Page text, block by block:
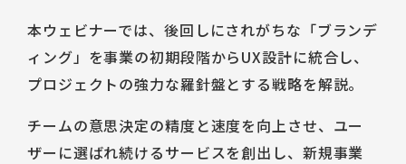
本ウェビナーでは、後回しにされがちな「ブランデ
ィング」を事業の初期段階からUX設計に統合し、
プロジェクトの強力な羅針盤とする戦略を解説。
チームの意思決定の精度と速度を向上させ、ユー
ザーに選ばれ続けるサービスを創出し、新規事業